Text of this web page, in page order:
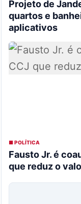
Projeto de
quartos e
aplicativos
■ POLÍTICA
Fausto Jr. é
que reduz o